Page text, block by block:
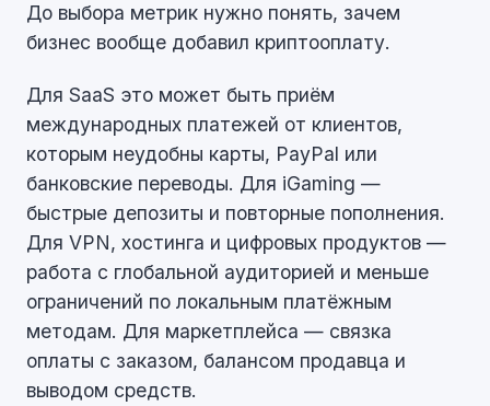
До выбора метрик нужно понять, зачем
бизнес вообще добавил криптооплату.
Для SaaS это может быть приём
международных платежей от клиентов,
которым неудобны карты, PayPal или
банковские переводы. Для iGaming —
быстрые депозиты и повторные пополнения.
Для VPN, хостинга и цифровых продуктов —
работа с глобальной аудиторией и меньше
ограничений по локальным платёжным
методам. Для маркетплейса — связка
оплаты с заказом, балансом продавца и
выводом средств.